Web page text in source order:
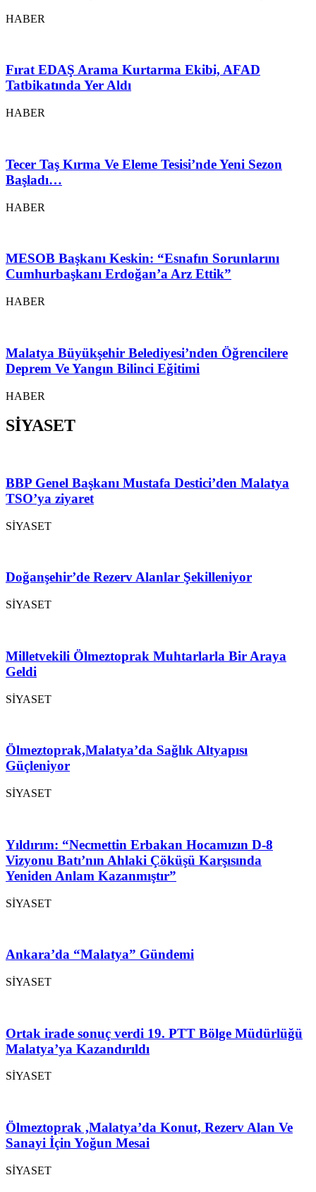
HABER
Fırat EDAŞ Arama Kurtarma Ekibi, AFAD
Tatbikatında Yer Aldı
HABER
Tecer Taş Kırma Ve Eleme Tesisi’nde Yeni Sezon
Başladı…
HABER
MESOB Başkanı Keskin: “Esnafın Sorunlarını
Cumhurbaşkanı Erdoğan’a Arz Ettik”
HABER
Malatya Büyükşehir Belediyesi’nden Öğrencilere
Deprem Ve Yangın Bilinci Eğitimi
HABER
SİYASET
BBP Genel Başkanı Mustafa Destici’den Malatya
TSO’ya ziyaret
SİYASET
Doğanşehir’de Rezerv Alanlar Şekilleniyor
SİYASET
Milletvekili Ölmeztoprak Muhtarlarla Bir Araya
Geldi
SİYASET
Ölmeztoprak,Malatya’da Sağlık Altyapısı
Güçleniyor
SİYASET
Yıldırım: “Necmettin Erbakan Hocamızın D-8
Vizyonu Batı’nın Ahlaki Çöküşü Karşısında
Yeniden Anlam Kazanmıştır”
SİYASET
Ankara’da “Malatya” Gündemi
SİYASET
Ortak irade sonuç verdi 19. PTT Bölge Müdürlüğü
Malatya’ya Kazandırıldı
SİYASET
Ölmeztoprak ,Malatya’da Konut, Rezerv Alan Ve
Sanayi İçin Yoğun Mesai
SİYASET